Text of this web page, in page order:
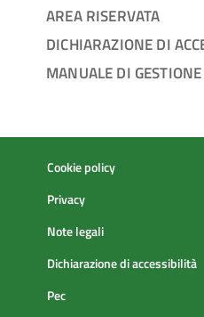
AREA RISERVATA
DICHIARAZIONE DI
MANUALE DI
Cookie policy
Privacy
Note legali
Dichiarazione di accessibilità
Pec